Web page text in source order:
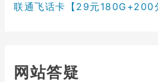
联通飞话卡【29元180G+200
网站答疑